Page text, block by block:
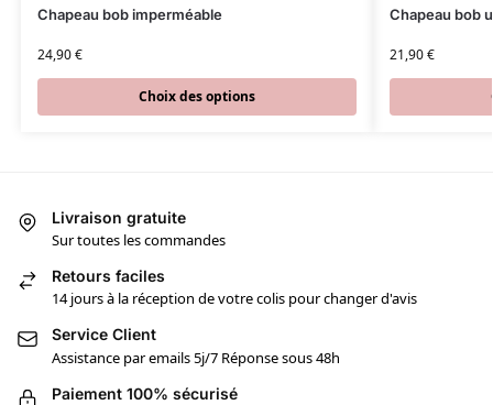
Chapeau bob imperméable
24,90€
Choix des options
Chapeau bob
21,90€
Livraison gratuite
Sur toutes les commandes
Retours faciles
14 jours à la réception de votre colis pour changer d'avis
Service Client
Assistance par emails 5j/7 Réponse sous 48h
Paiement 100% sécurisé